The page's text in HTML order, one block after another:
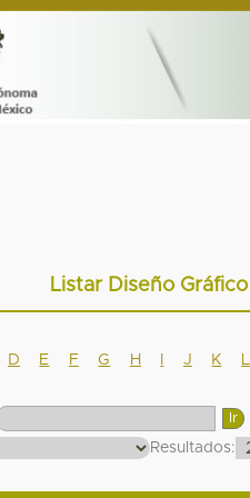
Listar Diseño
D E F G H J K
Resultados: